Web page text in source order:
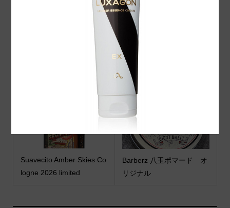
Suavecito Amber Skies O
RIGINAL HOLD POMADE
PINUP i Screamポマード
Suavecito Amber Skies Co
logne 2026 limited
Barberz 八玉ポマード オ
リジナル